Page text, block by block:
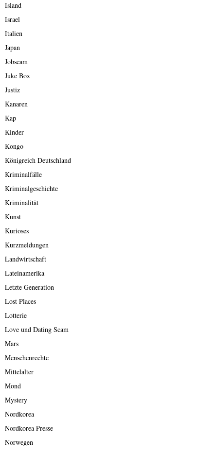
Island
Israel
Italien
Japan
Jobscam
Juke Box
Justiz
Kanaren
Kap
Kinder
Kongo
Königreich Deutschland
Kriminalfälle
Kriminalgeschichte
Kriminalität
Kunst
Kurioses
Kurzmeldungen
Landwirtschaft
Lateinamerika
Letzte Generation
Lost Places
Lotterie
Love und Dating Scam
Mars
Menschenrechte
Mittelalter
Mond
Mystery
Nordkorea
Nordkorea Presse
Norwegen